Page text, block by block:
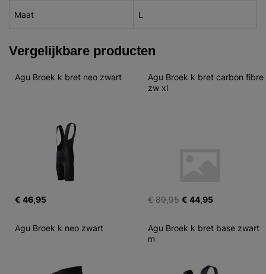
Maat L
Vergelijkbare producten
Agu Broek k bret neo zwart
€ 46,95
Agu Broek k bret carbon fibre
zw xl
€ 89,95 € 44,95
Agu Broek k neo zwart
Agu Broek k bret base zwart
m